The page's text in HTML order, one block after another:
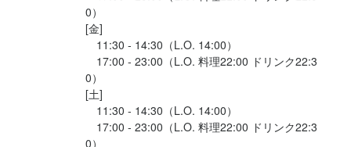
0）
[金]
11:30 - 14:30（L.O. 14:00）
17:00 - 23:00（L.O. 料理22:00 ドリンク22:3
0）
[土]
11:30 - 14:30（L.O. 14:00）
17:00 - 23:00（L.O. 料理22:00 ドリンク22:3
0）